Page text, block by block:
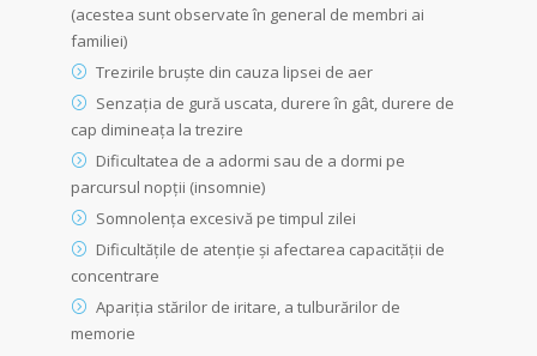
(acestea sunt observate în general de membri ai
familiei)
Trezirile bruște din cauza lipsei de aer
Senzația de gură uscata, durere în gât, durere de
cap dimineața la trezire
Dificultatea de a adormi sau de a dormi pe
parcursul nopții (insomnie)
Somnolența excesivă pe timpul zilei
Dificultățile de atenție și afectarea capacității de
concentrare
Apariția stărilor de iritare, a tulburărilor de
memorie